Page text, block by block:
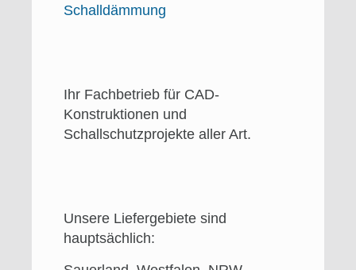
Schalldämmung
Ihr Fachbetrieb für CAD-
Konstruktionen und
Schallschutzprojekte aller Art.
Unsere Liefergebiete sind
hauptsächlich: